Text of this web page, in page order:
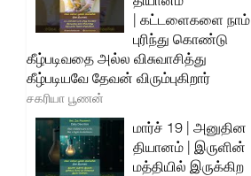
| கட்டளைகளை நாம்
புரிந்து கொண்டு
கீழ்படிவதை அல்ல விசுவாசித்து
கீழ்படியவே தேவன் விரும்புகிறார்
சகரியா பூணன்
மார்ச் 19 | அனுதின
தியானம் | இருளின்
மத்தியில் இருக்கிற